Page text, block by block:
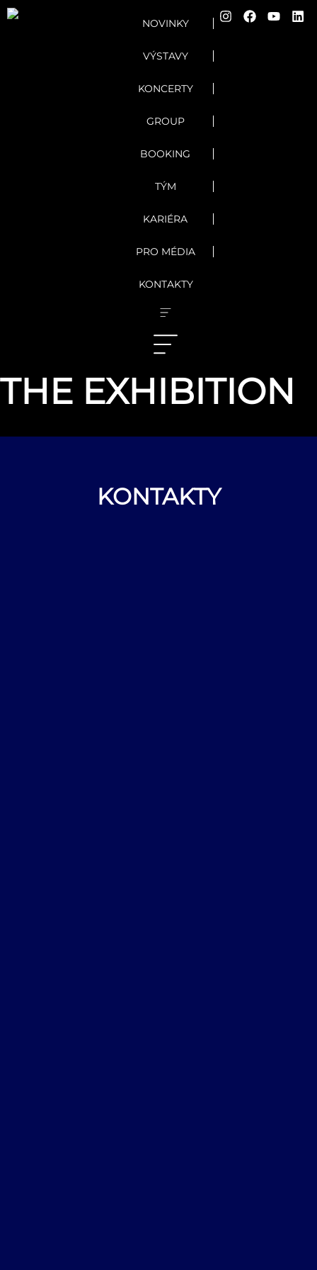
NOVINKY
VÝSTAVY
KONCERTY
GROUP
BOOKING
TÝM
KARIÉRA
PRO MÉDIA
KONTAKTY
HARRY POTTER –
THE EXHIBITION
KONTAKTY